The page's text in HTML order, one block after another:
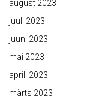
august 2023
juuli 2023
juuni 2023
mai 2023
aprill 2023
märts 2023